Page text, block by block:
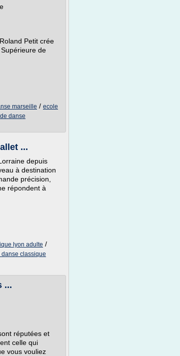
Petit crée
de
marseille / ecole
danse
...
depuis
à destination
précision,
répondent à
lyon adulte /
danse classique
...
réputées et
celle qui
vous vouliez